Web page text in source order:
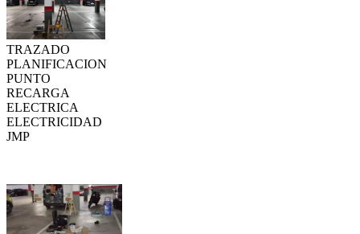
TRAZADO
PLANIFICACION
PUNTO
RECARGA
ELECTRICA
ELECTRICIDAD
JMP